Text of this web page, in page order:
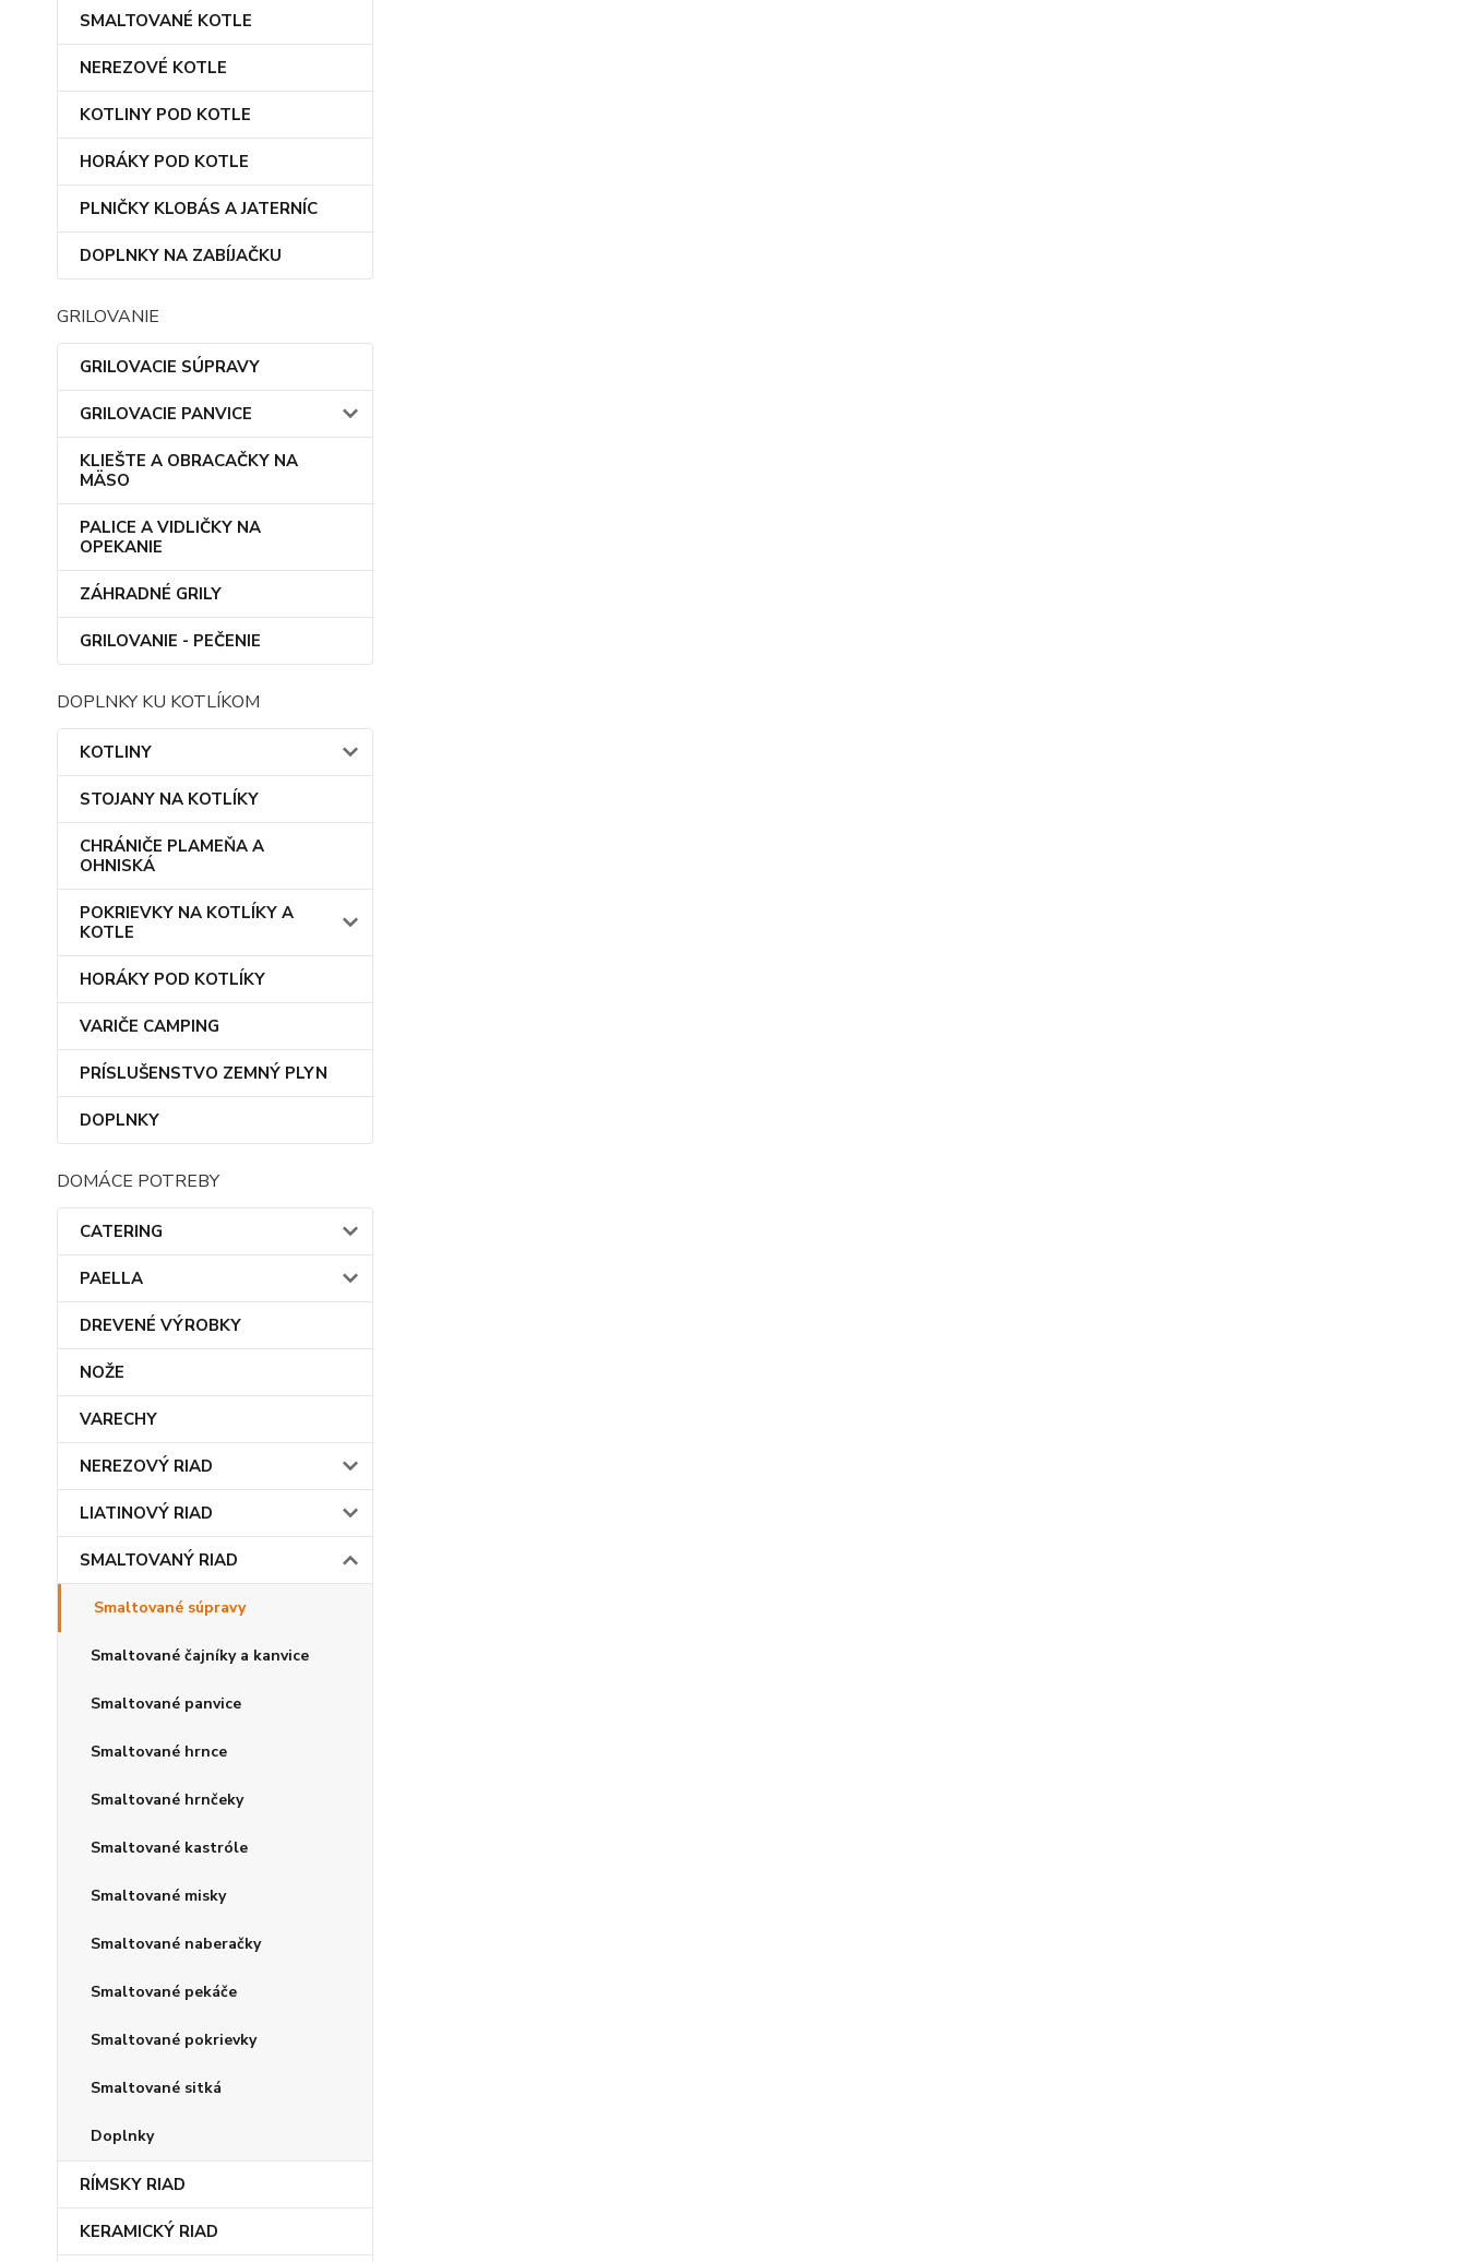
SMALTOVANÉ KOTLE
NEREZOVÉ KOTLE
KOTLINY POD KOTLE
HORÁKY POD KOTLE
PLNIČKY KLOBÁS A JATERNÍC
DOPLNKY NA ZABÍJAČKU
GRILOVANIE
GRILOVACIE SÚPRAVY
GRILOVACIE PANVICE
KLIEŠTE A OBRACAČKY NA
MÄSO
PALICE A VIDLIČKY NA
OPEKANIE
ZÁHRADNÉ GRILY
GRILOVANIE - PEČENIE
DOPLNKY KU KOTLÍKOM
KOTLINY
STOJANY NA KOTLÍKY
CHRÁNIČE PLAMEŇA A
OHNISKÁ
POKRIEVKY NA KOTLÍKY A
KOTLE
HORÁKY POD KOTLÍKY
VARIČE CAMPING
PRÍSLUŠENSTVO ZEMNÝ PLYN
DOPLNKY
DOMÁCE POTREBY
CATERING
PAELLA
DREVENÉ VÝROBKY
NOŽE
VARECHY
NEREZOVÝ RIAD
LIATINOVÝ RIAD
SMALTOVANÝ RIAD
Smaltované súpravy
Smaltované čajníky a kanvice
Smaltované panvice
Smaltované hrnce
Smaltované hrnčeky
Smaltované kastróle
Smaltované misky
Smaltované naberačky
Smaltované pekáče
Smaltované pokrievky
Smaltované sitká
Doplnky
RÍMSKY RIAD
KERAMICKÝ RIAD